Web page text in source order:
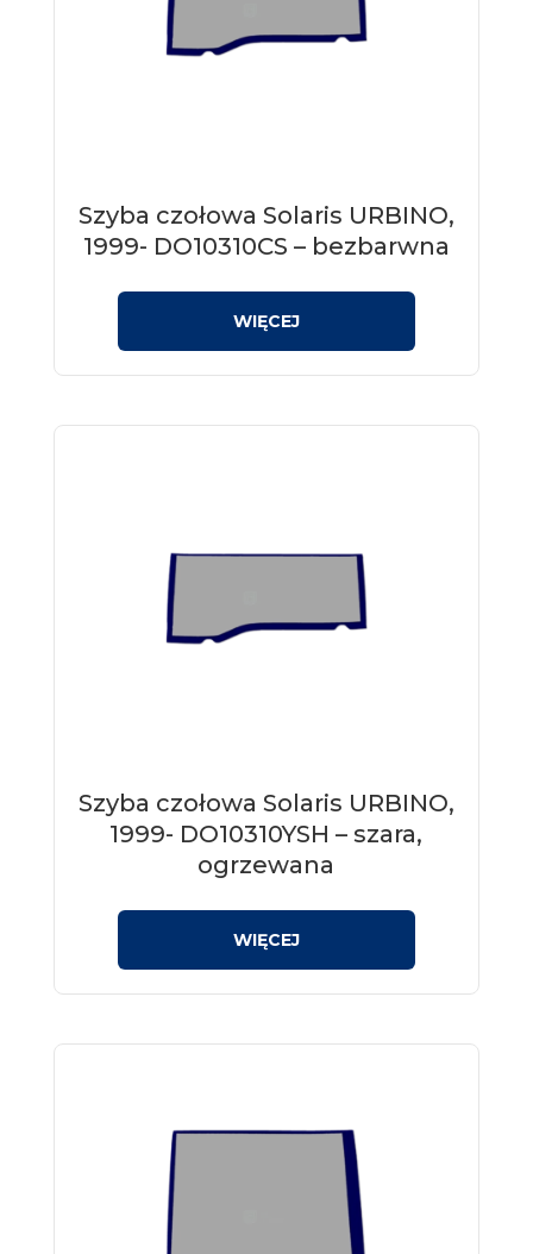
Szyba czołowa Solaris URBINO,
1999- DO10310CS – bezbarwna
Szyba czołowa Solaris URBINO,
1999- DO10310YSH – szara,
ogrzewana